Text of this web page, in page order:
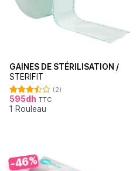
GAINES DE STÉRILISATION /
STERIFIT
Note
3.50sur
(2)
595dh TTC
1 Rouleau
-46%